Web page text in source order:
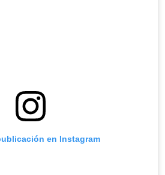
en Instagram